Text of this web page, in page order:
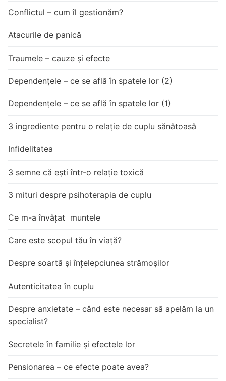
Conflictul – cum îl gestionăm?
Atacurile de panică
Traumele – cauze și efecte
Dependențele – ce se află în spatele lor (2)
Dependențele – ce se află în spatele lor (1)
3 ingrediente pentru o relație de cuplu sănătoasă
Infidelitatea
3 semne că ești într-o relație toxică
3 mituri despre psihoterapia de cuplu
Ce m-a învățat muntele
Care este scopul tău în viață?
Despre soartă și înțelepciunea strămoșilor
Autenticitatea în cuplu
Despre anxietate – când este necesar să apelăm la un
specialist?
Secretele în familie și efectele lor
Pensionarea – ce efecte poate avea?